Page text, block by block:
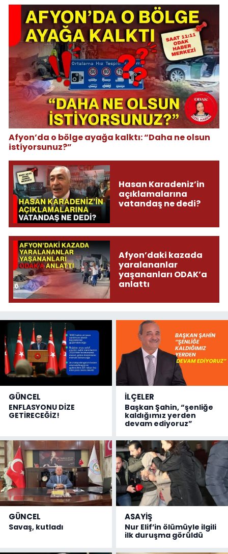
Afyon’da o bölge ayağa kalktı: “Daha ne olsun
istiyorsunuz?”
Hasan Karadeniz’in
açıklamalarına
vatandaş ne dedi?
Afyon’daki kazada
yaralananlar
yaşananları ODAK’a
anlattı
GÜNCEL
ENFLASYONU DİZE
GETİRECEĞİZ!
İLÇELER
Başkan Şahin, “şenliğe
kaldığımız yerden
devam ediyoruz”
GÜNCEL
Savaş, kutladı
ASAYİŞ
Nur Elif’in ölümüyle ilgili
ilk duruşma görüldü